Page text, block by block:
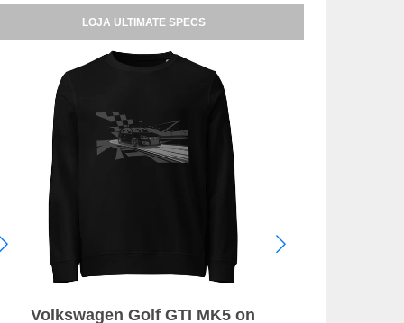
LOJA ULTIMATE SPECS